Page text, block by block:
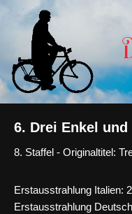
springen
6. Drei Enkel
8. Staffel - Originaltitel:
Erstausstrahlung Italien:
Erstausstrahlung